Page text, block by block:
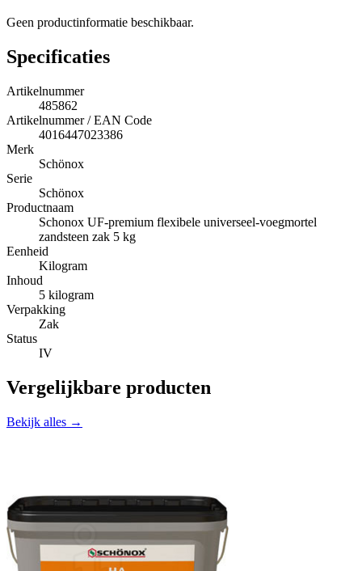
Geen productinformatie beschikbaar.
Specificaties
Artikelnummer
485862
Artikelnummer / EAN Code
4016447023386
Merk
Schönox
Serie
Schönox
Productnaam
Schonox UF-premium flexibele universeel-voegmortel
zandsteen zak 5 kg
Eenheid
Kilogram
Inhoud
5 kilogram
Verpakking
Zak
Status
IV
Vergelijkbare producten
Bekijk alles →